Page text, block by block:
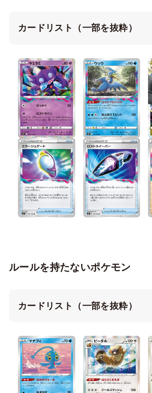
カードリスト（一部を抜粋）
ルールを持たないポケモン
カードリスト（一部を抜粋）